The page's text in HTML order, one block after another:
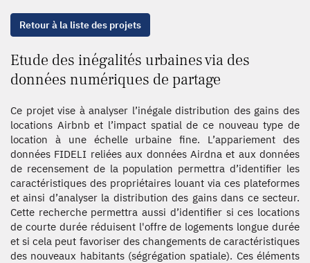
Retour à la liste des projets
Etude des inégalités urbaines via des
données numériques de partage
Ce projet vise à analyser l’inégale distribution des gains des
locations Airbnb et l’impact spatial de ce nouveau type de
location à une échelle urbaine fine. L’appariement des
données FIDELI reliées aux données Airdna et aux données
de recensement de la population permettra d’identifier les
caractéristiques des propriétaires louant via ces plateformes
et ainsi d’analyser la distribution des gains dans ce secteur.
Cette recherche permettra aussi d’identifier si ces locations
de courte durée réduisent l'offre de logements longue durée
et si cela peut favoriser des changements de caractéristiques
des nouveaux habitants (ségrégation spatiale). Ces éléments